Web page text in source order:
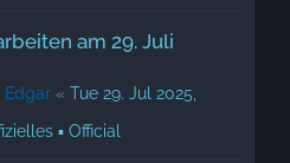
am 29. Juli
Edgar « Tue 29. Jul 2025,
▪ Official